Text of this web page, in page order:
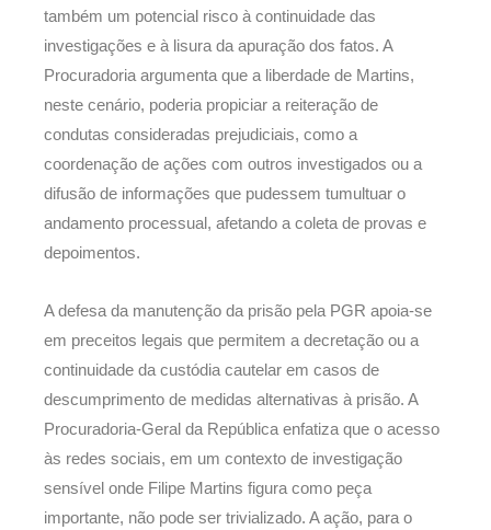
também um potencial risco à continuidade das
investigações e à lisura da apuração dos fatos. A
Procuradoria argumenta que a liberdade de Martins,
neste cenário, poderia propiciar a reiteração de
condutas consideradas prejudiciais, como a
coordenação de ações com outros investigados ou a
difusão de informações que pudessem tumultuar o
andamento processual, afetando a coleta de provas e
depoimentos.
A defesa da manutenção da prisão pela PGR apoia-se
em preceitos legais que permitem a decretação ou a
continuidade da custódia cautelar em casos de
descumprimento de medidas alternativas à prisão. A
Procuradoria-Geral da República enfatiza que o acesso
às redes sociais, em um contexto de investigação
sensível onde Filipe Martins figura como peça
importante, não pode ser trivializado. A ação, para o